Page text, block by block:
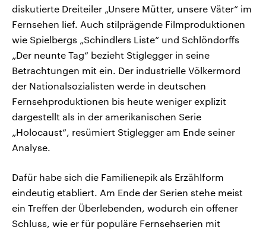
diskutierte Dreiteiler „Unsere Mütter, unsere Väter“ im
Fernsehen lief. Auch stilprägende Filmproduktionen
wie Spielbergs „Schindlers Liste“ und Schlöndorffs
„Der neunte Tag“ bezieht Stiglegger in seine
Betrachtungen mit ein. Der industrielle Völkermord
der Nationalsozialisten werde in deutschen
Fernsehproduktionen bis heute weniger explizit
dargestellt als in der amerikanischen Serie
„Holocaust“, resümiert Stiglegger am Ende seiner
Analyse.
Dafür habe sich die Familienepik als Erzählform
eindeutig etabliert. Am Ende der Serien stehe meist
ein Treffen der Überlebenden, wodurch ein offener
Schluss, wie er für populäre Fernsehserien mit